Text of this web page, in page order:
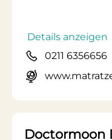
Details anzeigen
0211 6356656
Doctormoon